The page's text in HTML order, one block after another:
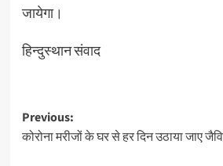
जायेगा।
हिन्दुस्थान संवाद
Post
navigation
Previous:
कोरोना मरीजों के घर से हर दिन उठाया जाए